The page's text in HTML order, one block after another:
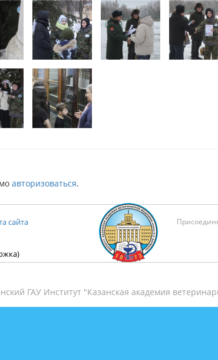
авторизоваться.
сайта
ГАУ Институт "Казанская академия